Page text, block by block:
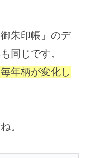
朱印帳」のデ
同じです。
年柄が変化し
。